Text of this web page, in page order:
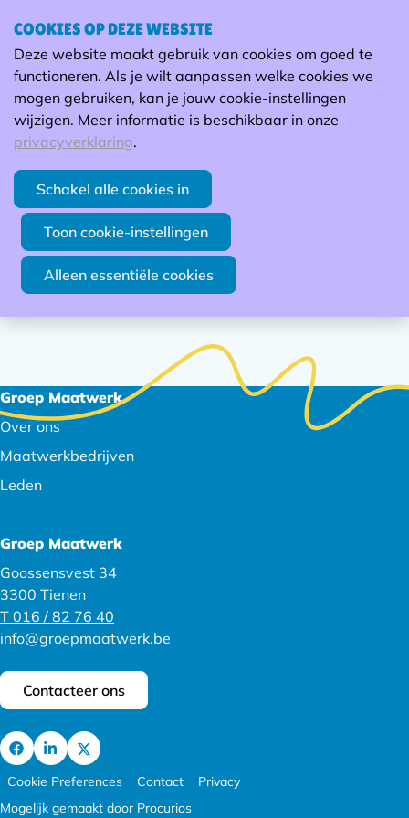
Werken in een Maatwerkbedrijf
Word maatwerkcoach
Word maatwerker
Footer
navigatie
Groep Maatwerk
Over ons
Maatwerkbedrijven
Leden
Groep Maatwerk
Goossensvest 34
3300 Tienen
T 016 / 82 76 40
info@groepmaatwerk.be
Contacteer ons
Ga
Ga
Ga
Footer
Cookie Preferences Contact
Privacy
Mogelijk gemaakt door Procurios
COOKIES OP DEZE WEBSITE
Deze website maakt gebruik van cookies om goed te
functioneren. Als je wilt aanpassen welke cookies we
mogen gebruiken, kan je jouw cookie-instellingen
wijzigen. Meer informatie is beschikbaar in onze
privacyverklaring.
Schakel alle cookies in
Toon cookie-instellingen
Alleen essentiële cookies